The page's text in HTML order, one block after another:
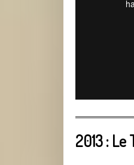
2013 : Le